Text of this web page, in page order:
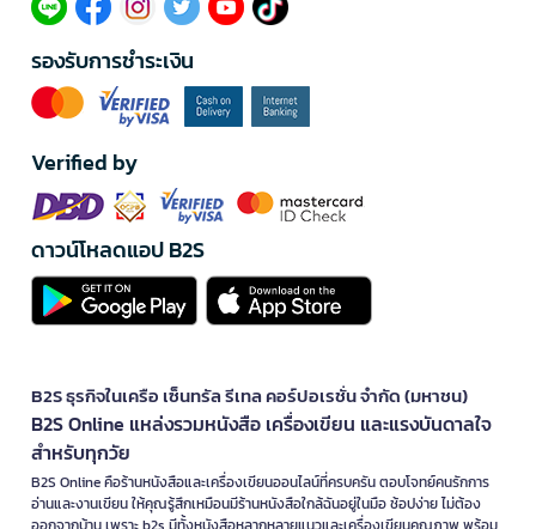
รองรับการชำระเงิน
Verified by
ดาวน์โหลดแอป B2S
B2S ธุรกิจในเครือ เซ็นทรัล รีเทล คอร์ปอเรชั่น จำกัด (มหาชน)
B2S Online แหล่งรวมหนังสือ เครื่องเขียน และแรงบันดาลใจ
สำหรับทุกวัย
B2S Online คือร้านหนังสือและเครื่องเขียนออนไลน์ที่ครบครัน ตอบโจทย์คนรักการ
อ่านและงานเขียน ให้คุณรู้สึกเหมือนมีร้านหนังสือใกล้ฉันอยู่ในมือ ช้อปง่าย ไม่ต้อง